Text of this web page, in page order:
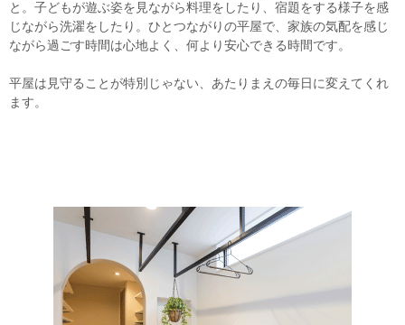
と。子どもが遊ぶ姿を見ながら料理をしたり、宿題をする様子を感
じながら洗濯をしたり。ひとつながりの平屋で、家族の気配を感じ
ながら過ごす時間は心地よく、何より安心できる時間です。
平屋は見守ることが特別じゃない、あたりまえの毎日に変えてくれ
ます。